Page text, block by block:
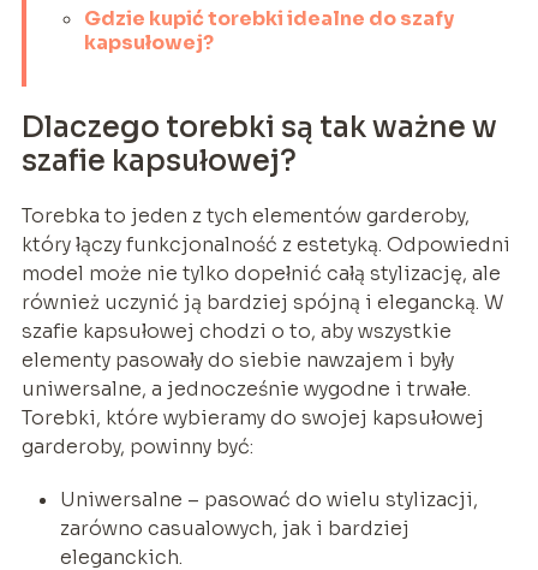
Gdzie kupić torebki idealne do szafy
kapsułowej?
Dlaczego torebki są tak ważne w
szafie kapsułowej?
Torebka to jeden z tych elementów garderoby,
który łączy funkcjonalność z estetyką. Odpowiedni
model może nie tylko dopełnić całą stylizację, ale
również uczynić ją bardziej spójną i elegancką. W
szafie kapsułowej chodzi o to, aby wszystkie
elementy pasowały do siebie nawzajem i były
uniwersalne, a jednocześnie wygodne i trwałe.
Torebki, które wybieramy do swojej kapsułowej
garderoby, powinny być:
Uniwersalne – pasować do wielu stylizacji,
zarówno casualowych, jak i bardziej
eleganckich.